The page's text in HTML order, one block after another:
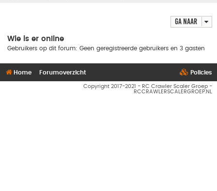
Ga naar
Wie is er online
Gebruikers op dit forum: Geen geregistreerde gebruikers en 3 gasten
Home Forumoverzicht Policies
Copyright 2017-2021 - RC Crawler Scaler Groep -
RCCRAWLERSCALERGROEP.NL